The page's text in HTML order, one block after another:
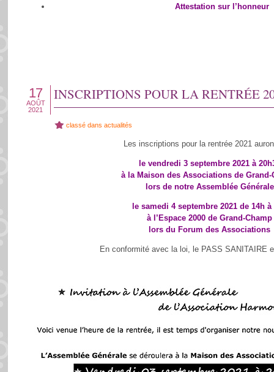
Attestation sur l’honneur
INSCRIPTIONS POUR LA RENTRÉE
17
AOÛT
2021
classé dans actualités
Les inscriptions pour la rentrée 2021
le vendredi 3 septembre 2021 à
à la Maison des Associations de Grand-
lors de notre Assemblée Générale
le samedi 4 septembre 2021 de 14h à
à l’Espace 2000 de Grand-Champ
lors du Forum des Associations
En conformité avec la loi, le PASS SANITAIRE